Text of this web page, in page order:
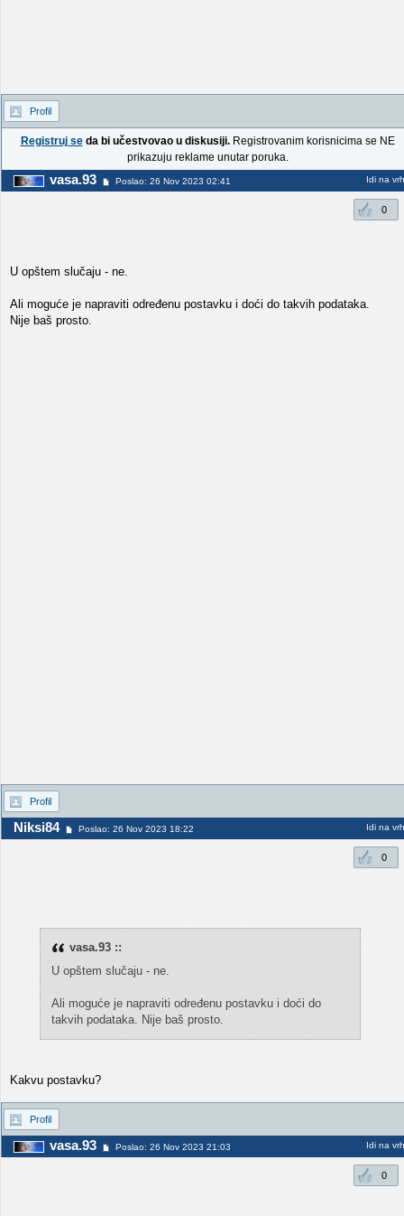
Profil
Registruj seda bi učestvovao u diskusiji.Registrovanim korisnicima se NE
prikazuju reklame unutar poruka.
vasa.93 Poslao: 26 Nov 2023 02:41 Idi na vrh
0
U opštem slučaju - ne.
Ali moguće je napraviti određenu postavku i doći do takvih podataka.
Nije baš prosto.
Profil
Niksi84 Poslao: 26 Nov 2023 18:22 Idi na vrh
0
vasa.93 ::
U opštem slučaju - ne.
Ali moguće je napraviti određenu postavku i doći do
takvih podataka. Nije baš prosto.
Kakvu postavku?
Profil
vasa.93 Poslao: 26 Nov 2023 21:03 Idi na vrh
0